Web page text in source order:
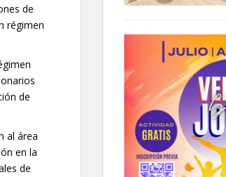
de
régimen
de
al área
en la
de